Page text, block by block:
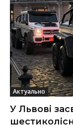
Актуально
У Львові